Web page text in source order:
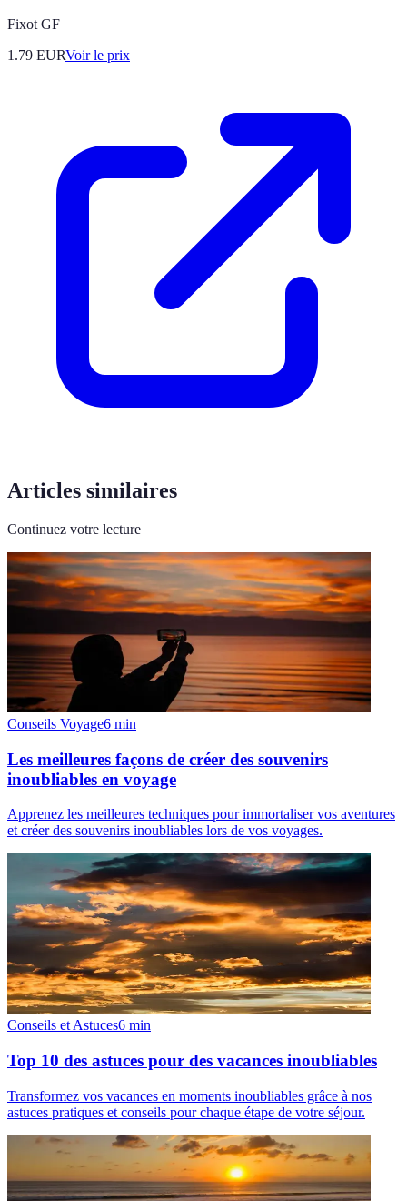
Fixot GF
1.79 EURVoir le prix
Articles similaires
Continuez votre lecture
Conseils Voyage6 min
Les meilleures façons de créer des souvenirs
inoubliables en voyage
Apprenez les meilleures techniques pour immortaliser vos aventures
et créer des souvenirs inoubliables lors de vos voyages.
Conseils et Astuces6 min
Top 10 des astuces pour des vacances inoubliables
Transformez vos vacances en moments inoubliables grâce à nos
astuces pratiques et conseils pour chaque étape de votre séjour.